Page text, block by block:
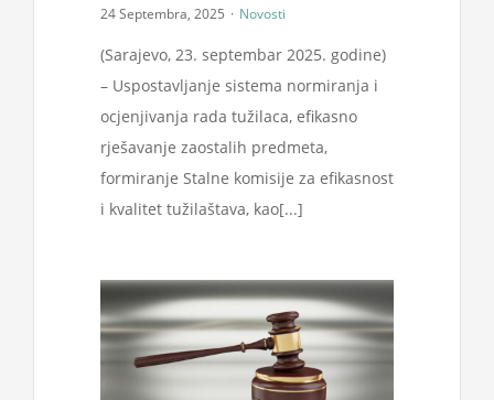
24 Septembra, 2025 · Novosti
(Sarajevo, 23. septembar 2025. godine)
– Uspostavljanje sistema normiranja i
ocjenjivanja rada tužilaca, efikasno
rješavanje zaostalih predmeta,
formiranje Stalne komisije za efikasnost
i kvalitet tužilaštava, kao[...]